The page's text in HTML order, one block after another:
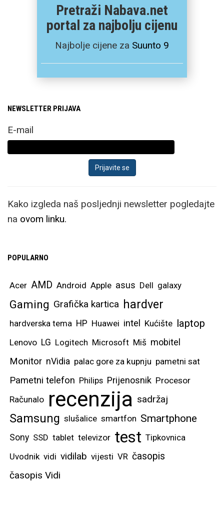
Pretraži Nabava.net
portal za najbolju cijenu
Najbolje cijene za Suunto 9
NEWSLETTER PRIJAVA
E-mail
Kako izgleda naš posljednji newsletter pogledajte
na ovom linku.
POPULARNO
Acer AMD Android Apple asus Dell galaxy
Gaming Grafička kartica hardver
hardverska tema HP Huawei intel Kućište laptop
Lenovo LG Logitech Microsoft Miš mobitel
Monitor nVidia palac gore za kupnju pametni sat
Pametni telefon Philips Prijenosnik Procesor
Računalo recenzija sadržaj
Samsung slušalice smartfon Smartphone
Sony SSD tablet televizor test Tipkovnica
Uvodnik vidi vidilab vijesti VR časopis
časopis Vidi